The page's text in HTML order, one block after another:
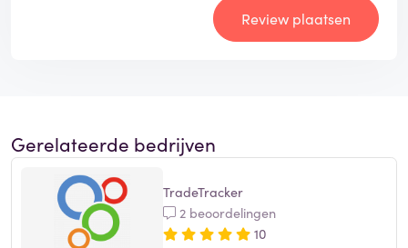
Review plaatsen
Gerelateerde bedrijven
TradeTracker
2 beoordelingen
10